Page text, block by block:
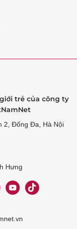
trẻ của công ty
2, Đống Đa, Hà Nội
Hưng